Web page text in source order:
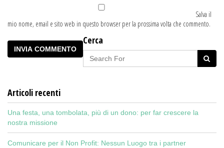
Salva il
mio nome, email e sito web in questo browser per la prossima volta che commento.
Cerca
Articoli recenti
Una festa, una tombolata, più di un dono: per far crescere la
nostra missione
Comunicare per il Non Profit: Nessun Luogo tra i partner